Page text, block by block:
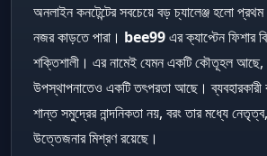
অনলাইন কনটেন্টের সবচেয়ে বড় চ্যালেঞ্জ হলো
নজর কাড়তে পারা। bee99এর ক্যাপ্টেন ফিশার
শক্তিশালী। এর নামেই যেমন একটি কৌতূহল
উপস্থাপনাতেও একটি তৎপরতা আছে।
শান্ত সমুদ্রের নান্দনিকতা নয়, বরং তার মধ্যে
উত্তেজনার মিশ্রণ রয়েছে।